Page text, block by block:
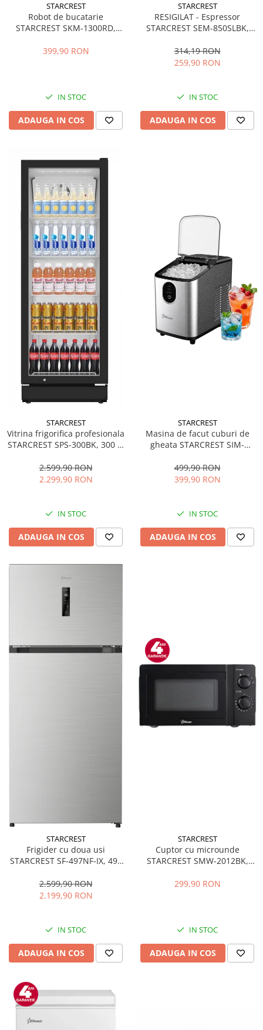
STARCREST
Robot de bucatarie
STARCREST SKM-1300RD,
Accesorii, 10 Viteze + Pulse,
399,90 RON
IN STOC
ADAUGA IN COS
STARCREST
RESIGILAT - Espressor
STARCREST SEM-850SLBK,
detasabil 1.5L, dispozitiv
spumare, filtru dublu din
314,19 RON
259,90 RON
IN STOC
ADAUGA IN COS
STARCREST
Vitrina frigorifica profesionala
STARCREST SPS-300BK, 300 L,
LED, H 169.5 cm, Negru
2.599,90 RON
2.299,90 RON
IN STOC
ADAUGA IN COS
STARCREST
Masina de facut cuburi de
gheata STARCREST SIM-
12Kg/24h, Cos gheata
detasabil, Rezervor apa 0.8 l,
499,90 RON
399,90 RON
IN STOC
ADAUGA IN COS
STARCREST
Frigider cu doua usi
STARCREST SF-497NF-IX, 497
Inverter, Clasa E, Display,
Functie super racire, Blocare
2.599,90 RON
2.199,90 RON
IN STOC
ADAUGA IN COS
STARCREST
Cuptor cu microunde
STARCREST SMW-2012BK,
mecanic, 6 Trepte de putere,
299,90 RON
IN STOC
ADAUGA IN COS